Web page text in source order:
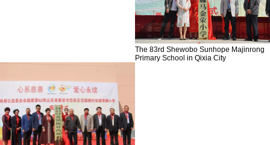
The 83rd Shewobo Sunhope Majinrong
Primary School in Qixia City